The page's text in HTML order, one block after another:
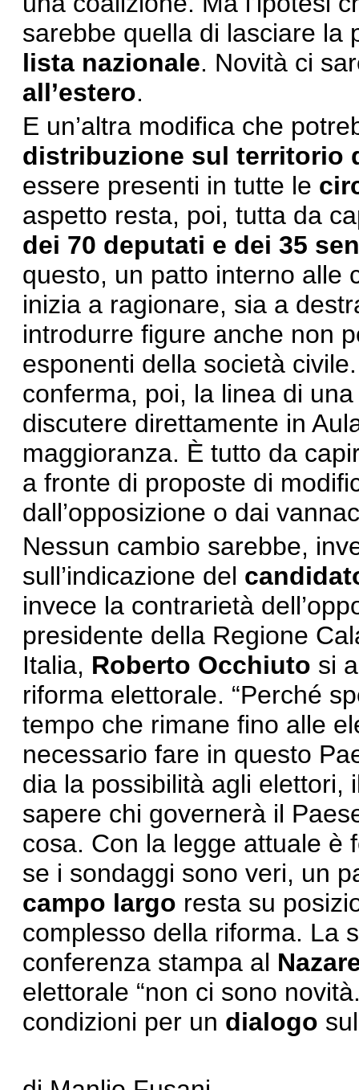
sarebbe quella di lasciare la
lista nazionale. Novità ci
all’estero.
E un’altra modifica che
distribuzione sul territorio
essere presenti in tutte le
aspetto resta, poi, tutta da
dei 70 deputati e dei 35
questo, un patto interno alle
inizia a ragionare, sia a
introdurre figure anche non
esponenti della società
conferma, poi, la linea di
discutere direttamente in
maggioranza. È tutto da
a fronte di proposte di
dall’opposizione o dai
Nessun cambio sarebbe,
sull’indicazione del
invece la contrarietà
presidente della Regione
Italia, Roberto Occhiuto si
riforma elettorale. “Perché
tempo che rimane fino alle
necessario fare in questo
dia la possibilità agli elettori,
sapere chi governerà il
cosa. Con la legge attuale è
se i sondaggi sono veri, un
campo largo resta su
complesso della riforma. La
conferenza stampa al
elettorale “non ci sono
condizioni per un dialogo